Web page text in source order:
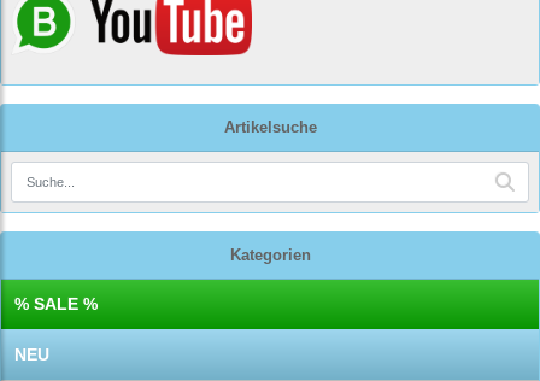
Artikelsuche
Kategorien
% SALE %
NEU